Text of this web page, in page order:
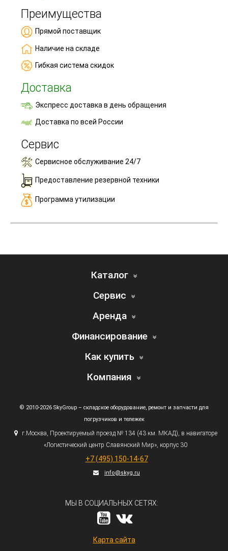
Преимущества
Прямой поставщик
Наличие на складе
Гибкая система скидок
Доставка
Экспресс доставка в день обращения
Доставка по всей России
Сервис
Сервисное обслуживание 24/7
Предоставление резервной техники
Программа утилизации
Каталог
Сервис
Аренда
Финансирование
Как купить
Компания
© 2010-2026 SkyGroup – складское оборудование, ремонт и запчасти для
погрузчиков и тележек
г. Москва, Проектируемый проезд № 134 (43км. МКАД), в навигаторе
«Логистический центр Славянский Мир», корпус 30
+7 (495) 150-14-67
info@skyg.ru
МЫ В СОЦИАЛЬНЫХ СЕТЯХ:
Карта сайта